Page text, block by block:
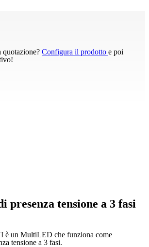
Configura il prodotto e poi
presenza tensione a 3 fasi
è un MultiLED che funziona come
tensione a 3 fasi.